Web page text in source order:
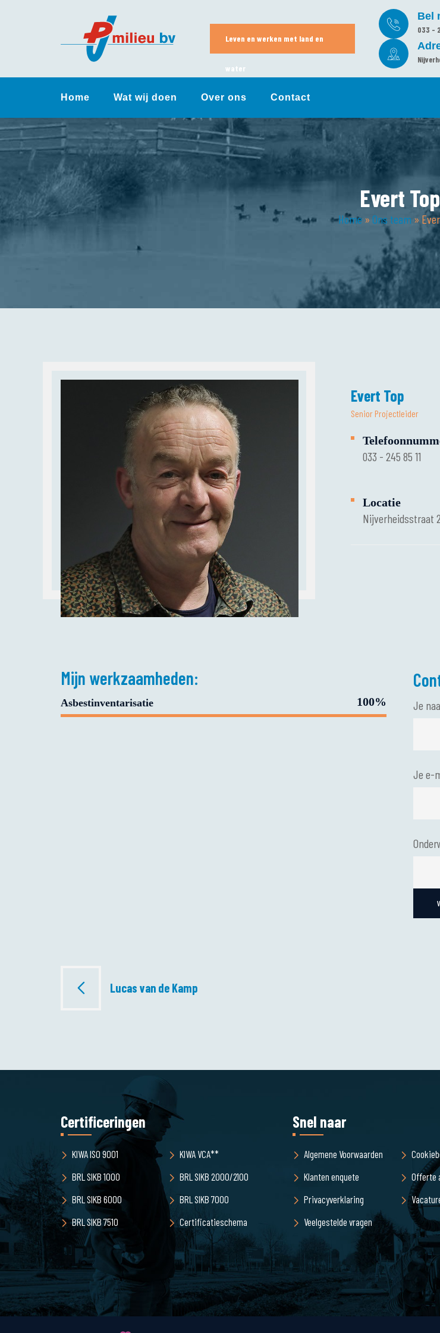
Leven en werken met land en
water
Bel
033 -
Home Wat wij doen Over ons Contact
Evert Top
Home » Ons team »
Evert Top
Senior Projectleider
033 - 245 85 11
Locatie
Nijverheidsstraat
Mijn werkzaamheden:
Asbestinventarisatie 100% Je
Je e-
Bericht
navigatie
Lucas van de Kamp
Certificeringen
KIWA ISO 9001
KIWA VCA**
BRL SIKB 1000
BRL SIKB 2000/2100
BRL SIKB 6000
BRL SIKB 7000
BRL SIKB 7510
Certificatieschema
Snel naar
Algemene Voorwaarden
Klanten enquete
Offerte
Privacyverklaring
Veelgestelde vragen